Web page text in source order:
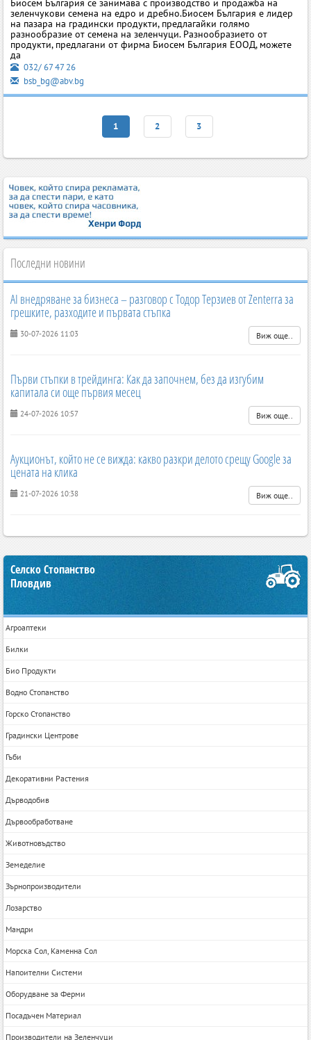
Биосем България се занимава с производство и продажба на
зеленчукови семена на едро и дребно.Биосем България е лидер
на пазара на градински продукти, предлагайки голямо
разнообразие от семена на зеленчуци. Разнообразието от
продукти, предлагани от фирма Биосем България ЕООД, можете
да
032/ 67 47 26
bsb_bg@abv.bg
1 2 3
Последни новини
AI внедряване за бизнеса – разговор с Тодор Терзиев от Zenterra за
грешките, разходите и първата стъпка
30-07-2026 11:03 Виж още..
Първи стъпки в трейдинга: Как да започнем, без да изгубим
капитала си още първия месец
24-07-2026 10:57 Виж още..
Аукционът, който не се вижда: какво разкри делото срещу Google за
цената на клика
21-07-2026 10:38 Виж още..
Селско Стопанство
Пловдив
Агроаптеки
Билки
Био Продукти
Водно Стопанство
Горско Стопанство
Градински Центрове
Гъби
Декоративни Растения
Дърводобив
Дървообработване
Животновъдство
Земеделие
Зърнопроизводители
Лозарство
Мандри
Морска Сол, Каменна Сол
Напоителни Системи
Оборудване за Ферми
Посадъчен Материал
Производители на Зеленчуци